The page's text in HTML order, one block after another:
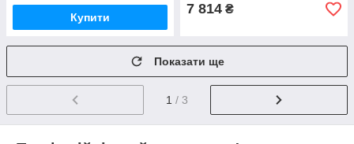
Купити
7 814 ₴
Показати ще
1 / 3